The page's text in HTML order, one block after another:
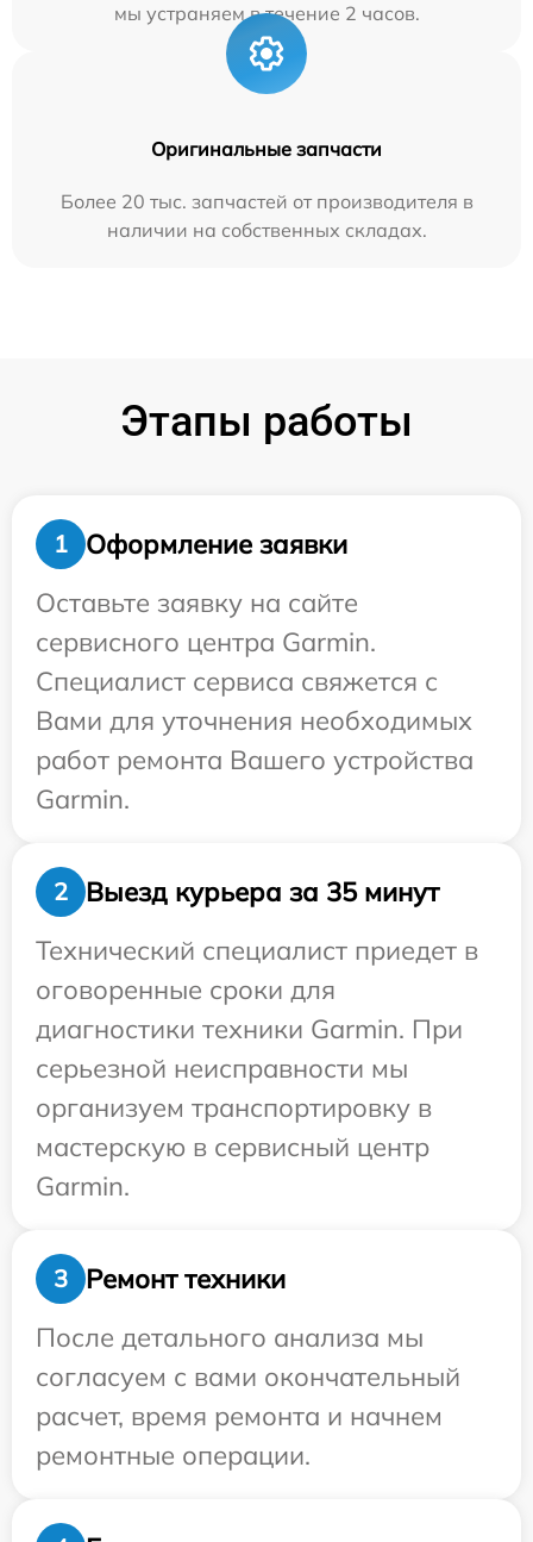
мы устраняем в течение 2 часов.
Оригинальные запчасти
Более 20 тыс. запчастей от производителя в
наличии на собственных складах.
Этапы работы
1
Оформление заявки
Оставьте заявку на сайте
сервисного центра Garmin.
Специалист сервиса свяжется с
Вами для уточнения необходимых
работ ремонта Вашего устройства
Garmin.
2
Выезд курьера за 35 минут
Технический специалист приедет в
оговоренные сроки для
диагностики техники Garmin. При
серьезной неисправности мы
организуем транспортировку в
мастерскую в сервисный центр
Garmin.
3
Ремонт техники
После детального анализа мы
согласуем с вами окончательный
расчет, время ремонта и начнем
ремонтные операции.